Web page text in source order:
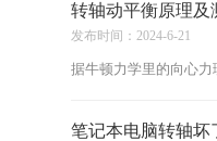
转轴动平衡原理及
发布时间：2024-6-21
据牛顿力学里的向心
笔记本电脑转轴坏